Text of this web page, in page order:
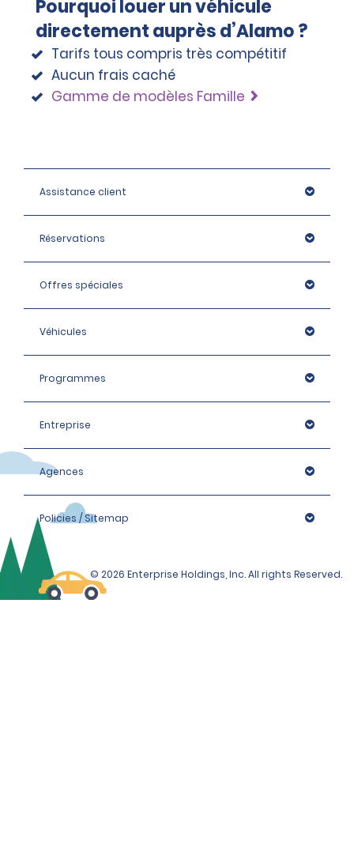
Pourquoi louer un véhicule
directement auprès d’Alamo ?
Tarifs tous compris très compétitif
Aucun frais caché
Gamme de modèles Famille
Assistance client
Réservations
Offres spéciales
Véhicules
Programmes
Entreprise
Agences
Policies / Sitemap
© 2026 Enterprise Holdings, Inc. All rights Reserved.